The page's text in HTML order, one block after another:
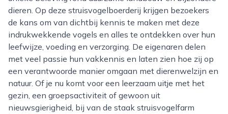
dieren. Op deze struisvogelboerderij krijgen bezoekers
de kans om van dichtbij kennis te maken met deze
indrukwekkende vogels en alles te ontdekken over hun
leefwijze, voeding en verzorging. De eigenaren delen
met veel passie hun vakkennis en laten zien hoe zij op
een verantwoorde manier omgaan met dierenwelzijn en
natuur. Of je nu komt voor een leerzaam uitje met het
gezin, een groepsactiviteit of gewoon uit
nieuwsgierigheid, bij van de staak struisvogelfarm